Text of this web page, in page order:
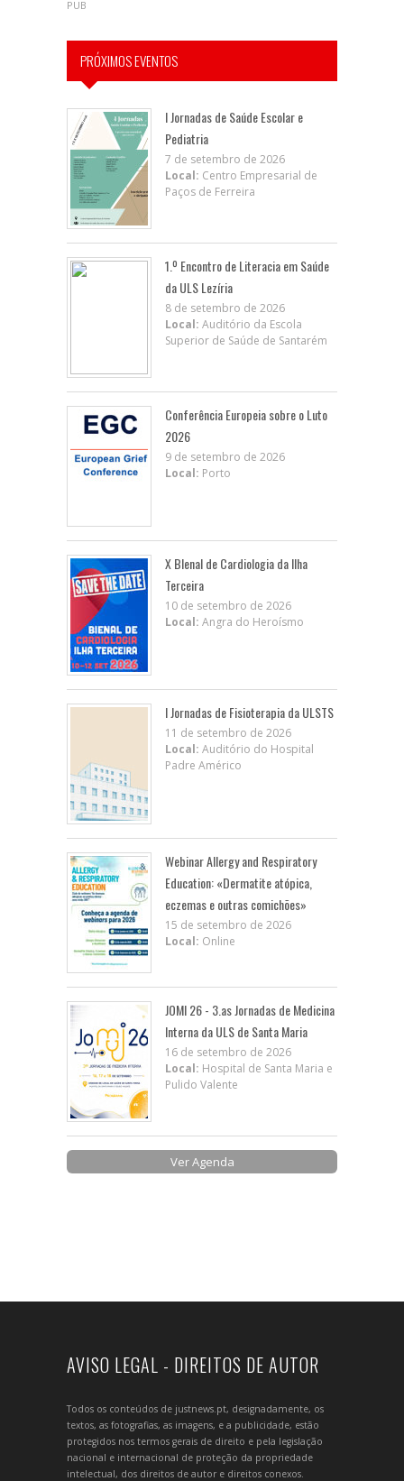
PUB
PRÓXIMOS EVENTOS
I Jornadas de Saúde Escolar e
Pediatria
7 de setembro de 2026
Local: Centro Empresarial de
Paços de Ferreira
1.º Encontro de Literacia em Saúde
da ULS Lezíria
8 de setembro de 2026
Local: Auditório da Escola
Superior de Saúde de Santarém
Conferência Europeia sobre o Luto
2026
9 de setembro de 2026
Local: Porto
X BIenal de Cardiologia da Ilha
Terceira
10 de setembro de 2026
Local: Angra do Heroísmo
I Jornadas de Fisioterapia da ULSTS
11 de setembro de 2026
Local: Auditório do Hospital
Padre Américo
Webinar Allergy and Respiratory
Education: «Dermatite atópica,
eczemas e outras comichões»
15 de setembro de 2026
Local: Online
JOMI 26 - 3.as Jornadas de Medicina
Interna da ULS de Santa Maria
16 de setembro de 2026
Local: Hospital de Santa Maria e
Pulido Valente
Ver Agenda
AVISO LEGAL - DIREITOS DE AUTOR
Todos os conteúdos de justnews.pt, designadamente, os
textos, as fotografias, as imagens, e a publicidade, estão
protegidos nos termos gerais de direito e pela legislação
nacional e internacional de proteção da propriedade
intelectual, dos direitos de autor e direitos conexos.